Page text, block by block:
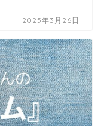
2025年3月26日